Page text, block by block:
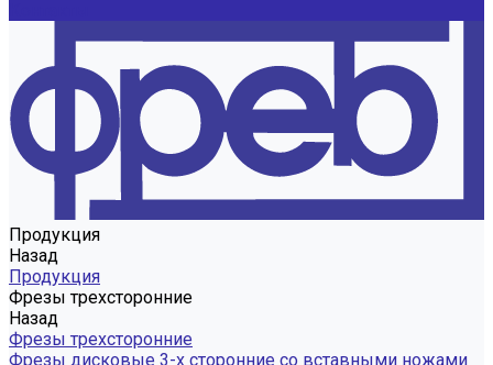
Продукция
Назад
Продукция
Фрезы трехсторонние
Назад
Фрезы трехсторонние
Фрезы дисковые 3-х сторонние со вставными ножами